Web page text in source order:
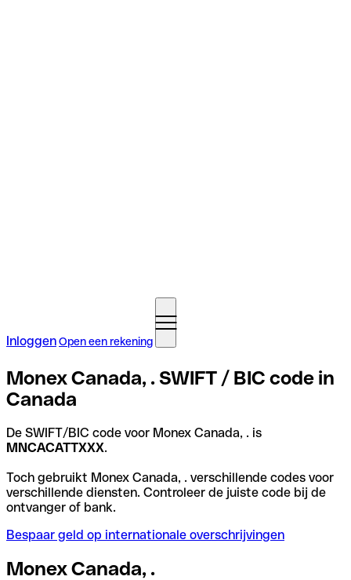
InloggenOpen een rekening
Monex Canada, . SWIFT / BIC code in
Canada
De SWIFT/BIC code voor Monex Canada, . is
MNCACATTXXX.
Toch gebruikt Monex Canada, . verschillende codes voor
verschillende diensten. Controleer de juiste code bij de
ontvanger of bank.
Bespaar geld op internationale overschrijvingen
Monex Canada, .